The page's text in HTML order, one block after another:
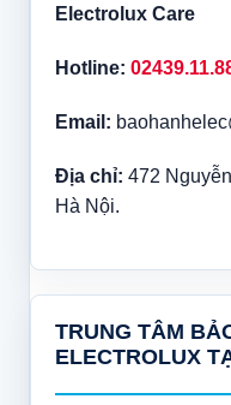
Electrolux Care
Hotline:
Email:
Địa chỉ: 472
Hà Nội.
TRUNG TÂM
ELECTROLUX